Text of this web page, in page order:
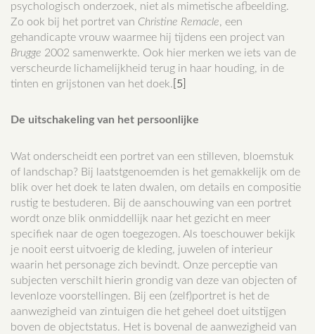
psychologisch onderzoek, niet als mimetische afbeelding.
Zo ook bij het portret van Christine Remacle, een
gehandicapte vrouw waarmee hij tijdens een project van
Brugge 2002 samenwerkte. Ook hier merken we iets van de
verscheurde lichamelijkheid terug in haar houding, in de
tinten en grijstonen van het doek. [5]
De uitschakeling van het persoonlijke
Wat onderscheidt een portret van een stilleven, bloemstuk
of landschap? Bij laatstgenoemden is het gemakkelijk om de
blik over het doek te laten dwalen, om details en compositie
rustig te bestuderen. Bij de aanschouwing van een portret
wordt onze blik onmiddellijk naar het gezicht en meer
specifiek naar de ogen toegezogen. Als toeschouwer bekijk
je nooit eerst uitvoerig de kleding, juwelen of interieur
waarin het personage zich bevindt. Onze perceptie van
subjecten verschilt hierin grondig van deze van objecten of
levenloze voorstellingen. Bij een (zelf)portret is het de
aanwezigheid van zintuigen die het geheel doet uitstijgen
boven de objectstatus. Het is bovenal de aanwezigheid van